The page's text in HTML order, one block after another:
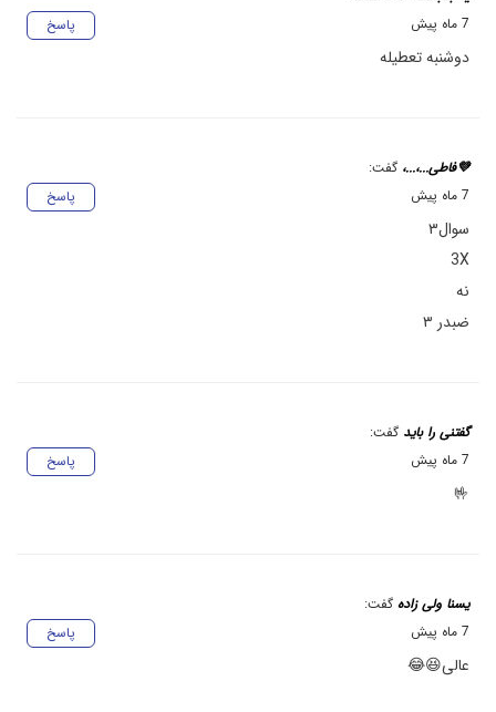
پاسخ
7 ماه پیش
دوشنبه تعطیله
💜فاطی...،...، گفت:
پاسخ
7 ماه پیش
سوال۳
3X
نه
ضبدر ۳
گفتنی را باید گفت:
پاسخ
7 ماه پیش
🤟
یسنا ولی زاده گفت:
پاسخ
7 ماه پیش
عالی😆😂